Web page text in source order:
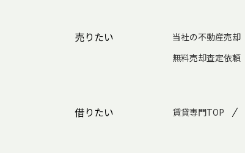
売りたい 当社の不動産売却
無料売却査定依頼
借りたい 賃貸専門TOP